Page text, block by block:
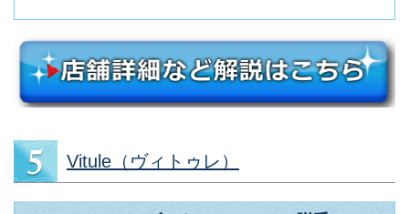
Vitule（ヴィトゥレ）